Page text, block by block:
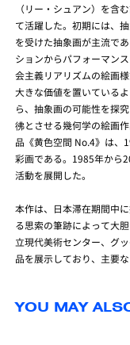
（リー・シュアン）を含
て活躍した。初期には、
を受けた抽象画が主流で
ションからパフォーマン
会主義リアリズムの絵画
大きな価値を置いている
ら、抽象画の可能性を探
彿とさせる幾何学の絵画
品《黄色空間 No.4》は
彩画である。1985年から
活動を展開した。
本作は、日本滞在期間中
る思索の筆跡によって大
立現代美術センター、グ
品を展示しており、主要
YOU MAY